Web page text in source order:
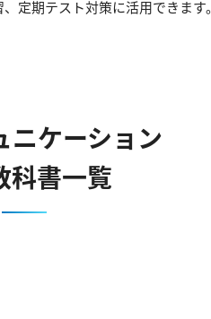
定期テスト対策に活用できます。
ニケーション
科書一覧